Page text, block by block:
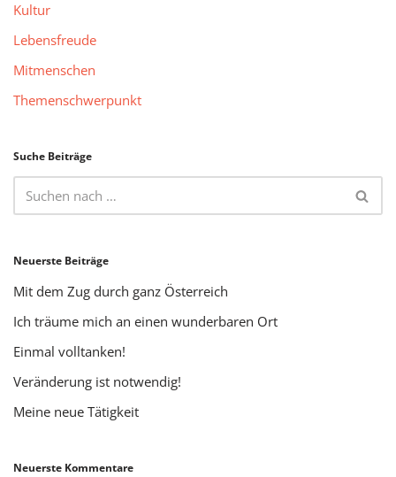
Kultur
Lebensfreude
Mitmenschen
Themenschwerpunkt
Suche Beiträge
Neuerste Beiträge
Mit dem Zug durch ganz Österreich
Ich träume mich an einen wunderbaren Ort
Einmal volltanken!
Veränderung ist notwendig!
Meine neue Tätigkeit
Neuerste Kommentare